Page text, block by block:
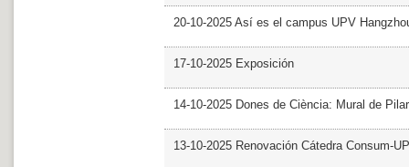
20-10-2025 Así es el campus UPV
17-10-2025 Exposición
14-10-2025 Dones de Ciència: Mural de
13-10-2025 Renovación Cátedra Consum-